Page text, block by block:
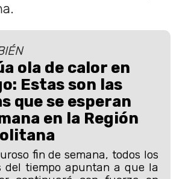
ola de calor en
Estas son las
que se esperan
en la Región
fin de semana, todos los
del tiempo apuntan a que la